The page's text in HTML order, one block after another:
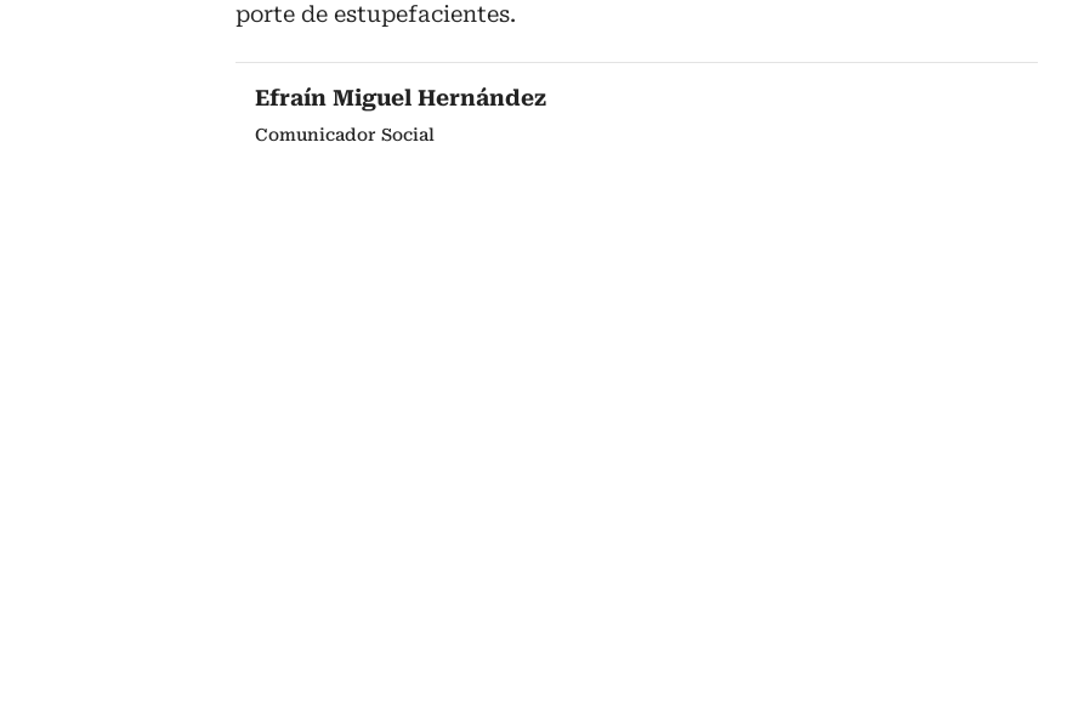
porte de estupefacientes.
Efraín Miguel Hernández
Comunicador Social